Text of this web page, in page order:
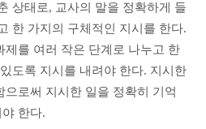
상태로, 교사의 말을 정확하게 들
한 가지의 구체적인 지시를 한다.
제를 여러 작은 단계로 나누고 한
도록 지시를 내려야 한다. 지시한
으로써 지시한 일을 정확히 기억
한다.